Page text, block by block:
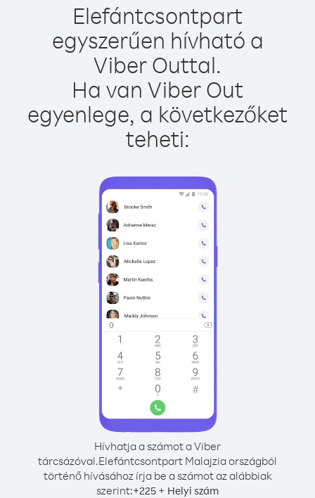
Elefántcsontpart
egyszerűen hívható a
Viber Outtal.
Ha van Viber Out
egyenlege, a következőket
teheti:
Hívhatja a számot a Viber
tárcsázóval.Elefántcsontpart Malajzia országból
történő hívásához írja be a számot az alábbiak
szerint:+225 + Helyi szám